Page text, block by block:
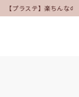
【プラステ】楽ちんなの